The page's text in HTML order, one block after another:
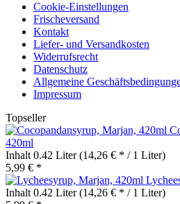
Cookie-Einstellungen
Frischeversand
Kontakt
Liefer- und Versandkosten
Widerrufsrecht
Datenschutz
Allgemeine
Impressum
Topseller
420ml
Inhalt 0.42 Liter(14,26 € * / 1 Liter)
5,99 € *
Inhalt 0.42 Liter(14,26 € * / 1 Liter)